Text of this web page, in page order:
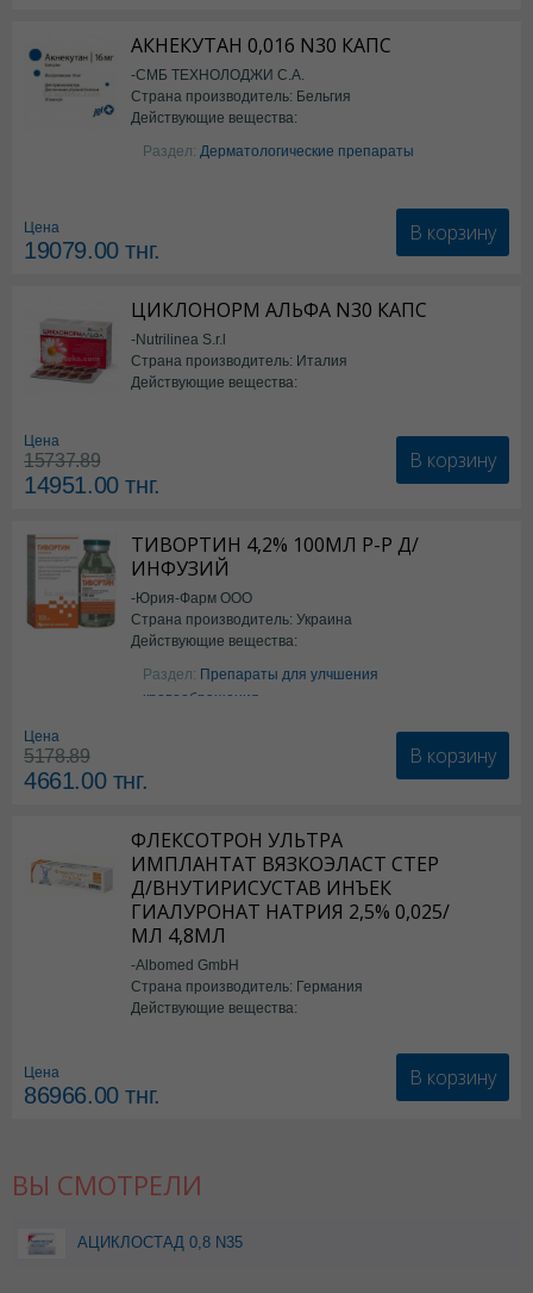
АКНЕКУТАН 0,016 N30 КАПС
-СМБ ТЕХНОЛОДЖИ С.А.
Страна производитель: Бельгия
Действующие вещества:
Изотретиноин
Раздел: Дерматологические препараты
Цена
19079.00тнг.
В корзину
ЦИКЛОНОРМ АЛЬФА N30 КАПС
-Nutrilinea S.r.l
Страна производитель: Италия
Действующие вещества:
Цена
15737.89
14951.00тнг.
В корзину
ТИВОРТИН 4,2% 100МЛ Р-Р Д/
ИНФУЗИЙ
-Юрия-Фарм ООО
Страна производитель: Украина
Действующие вещества:
Аргинин
Раздел: Препараты для улчшения
кровообращения
Цена
5178.89
4661.00тнг.
В корзину
ФЛЕКСОТРОН УЛЬТРА
ИМПЛАНТАТ ВЯЗКОЭЛАСТ СТЕР
Д/ВНУТИРИСУСТАВ ИНЪЕК
ГИАЛУРОНАТ НАТРИЯ 2,5% 0,025/
МЛ 4,8МЛ
-Albomed GmbH
Страна производитель: Германия
Действующие вещества:
Цена
86966.00тнг.
В корзину
ВЫ СМОТРЕЛИ
АЦИКЛОСТАД 0,8 N35